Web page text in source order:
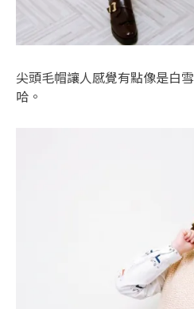
尖頭毛帽讓人感覺有點像是白
哈。